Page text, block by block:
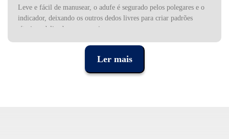
Leve e fácil de manusear, o adufe é segurado pelos polegares e o
indicador, deixando os outros dedos livres para criar padrões
rítmicos delicados e expressivos.
Com raízes que remontam à influência árabe nos séculos XI e XII,
este instrumento quadrangular tornou-se num dos mais
característicos da música tradicional portuguesa, especialmente na
Ler mais